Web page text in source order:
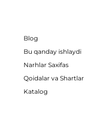
Blog
Bu qanday ishlaydi
Narhlar Saxifas
Qoidalar va Shartlar
Katalog